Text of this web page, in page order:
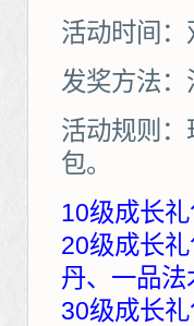
活动时间
发奖方法
活动规则
包。
10级成长
20级成长
丹、一品法
30级成长